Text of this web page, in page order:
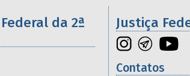
os órgãos da 2ª Região
da 2ª
Justiça
Contatos